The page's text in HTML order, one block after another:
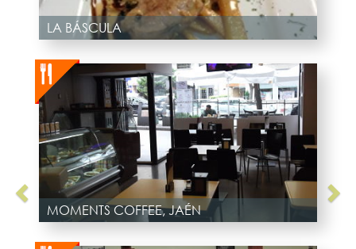
LA BÁSCULA
MOMENTS COFFEE, JAÉN